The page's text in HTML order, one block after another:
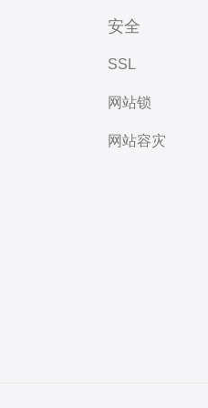
安全
SSL
网站锁
网站容灾